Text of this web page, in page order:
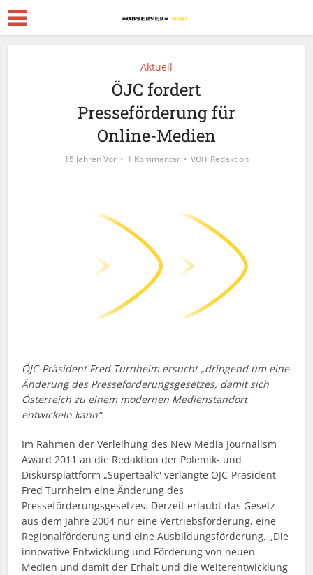
Aktuell
ÖJC fordert
Presseförderung für
Online-Medien
15 Jahren Vor 1 Kommentar von Redaktion
ÖJC-Präsident Fred Turnheim ersucht „dringend um eine
Änderung des Presseförderungsgesetzes, damit sich
Österreich zu einem modernen Medienstandort
entwickeln kann“.
Im Rahmen der Verleihung des New Media Journalism
Award 2011 an die Redaktion der Polemik- und
Diskursplattform „Supertaalk“ verlangte ÖJC-Präsident
Fred Turnheim eine Änderung des
Presseförderungsgesetzes. Derzeit erlaubt das Gesetz
aus dem Jahre 2004 nur eine Vertriebsförderung, eine
Regionalförderung und eine Ausbildungsförderung. „Die
innovative Entwicklung und Förderung von neuen
Medien und damit der Erhalt und die Weiterentwicklung